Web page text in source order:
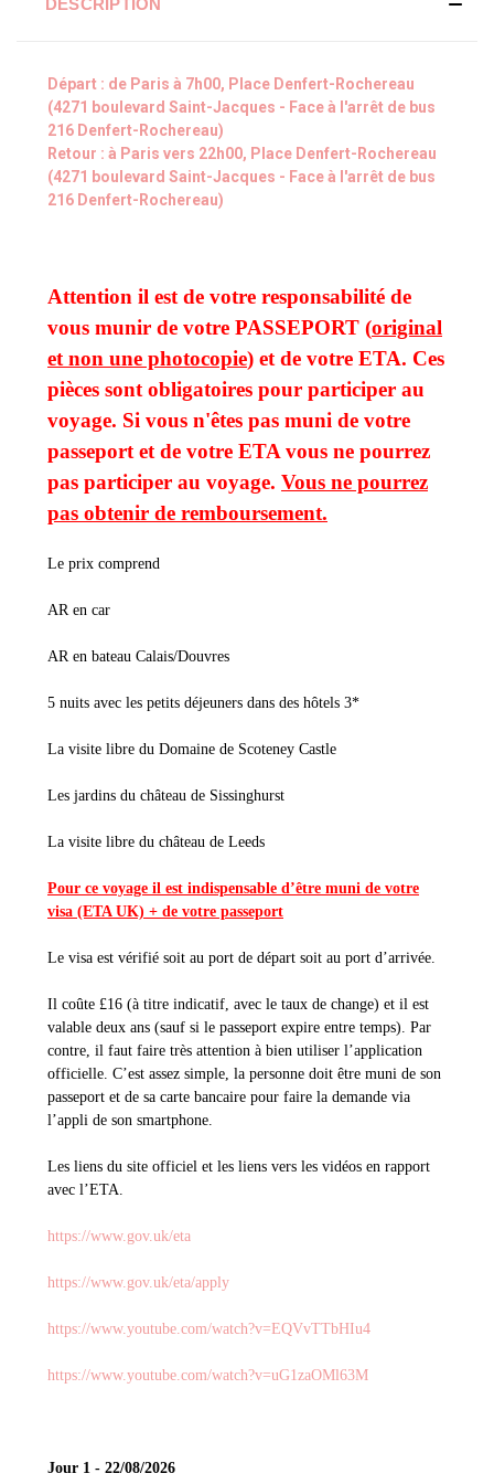
Départ : de Paris à 7h00, Place Denfert-Rochereau
(4271 boulevard Saint-Jacques - Face à l'arrêt de bus
216 Denfert-Rochereau)
Retour : à Paris vers 22h00, Place Denfert-Rochereau
(4271 boulevard Saint-Jacques - Face à l'arrêt de bus
216 Denfert-Rochereau)
Attention il est de votre responsabilité de
vous munir de votre PASSEPORT (original
et non une photocopie) et de votre ETA. Ces
pièces sont obligatoires pour participer au
voyage. Si vous n'êtes pas muni de votre
passeport et de votre ETA vous ne pourrez
pas participer au voyage. Vous ne pourrez
pas obtenir de remboursement.
Le prix comprend
AR en car
AR en bateau Calais/Douvres
5 nuits avec les petits déjeuners dans des hôtels 3*
La visite libre du Domaine de Scoteney Castle
Les jardins du château de Sissinghurst
La visite libre du château de Leeds
Pour ce voyage il est indispensable d’être muni de votre
visa (ETA UK) + de votre passeport
Le visa est vérifié soit au port de départ soit au port d’arrivée.
Il coûte £16 (à titre indicatif, avec le taux de change) et il est
valable deux ans (sauf si le passeport expire entre temps). Par
contre, il faut faire très attention à bien utiliser l’application
officielle. C’est assez simple, la personne doit être muni de son
passeport et de sa carte bancaire pour faire la demande via
l’appli de son smartphone.
Les liens du site officiel et les liens vers les vidéos en rapport
avec l’ETA.
https://www.gov.uk/eta
https://www.gov.uk/eta/apply
https://www.youtube.com/watch?v=EQVvTTbHIu4
https://www.youtube.com/watch?v=uG1zaOMl63M
Jour 1 - 22/08/2026